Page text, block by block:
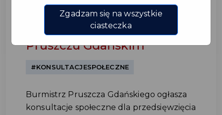
przebudowy ul. Leona
Wyczółkowskiego w
Pruszczu Gdańskim
#KONSULTACJESPOŁECZNE
Burmistrz Pruszcza Gdańskiego ogłasza
konsultacje społeczne dla przedsięwzięcia
Zgadzam się na wszystkie
ciasteczka